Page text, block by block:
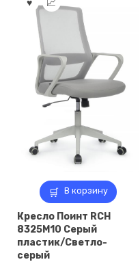
В корзину
Кресло Поинт RCH
8325M10 Серый
пластик/Светло-
серый